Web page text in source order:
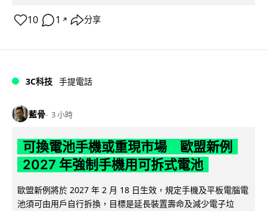
10 1 ↗ 分享
3C科技 手提電話
藍骨 3 小時
可換電池手機或重現市場 歐盟新例
2027 年強制手機用可拆式電池
歐盟新例將於 2027 年 2 月 18 日生效，規定手機及平板電腦電
池須可由用戶自行拆換，目標是延長裝置壽命及減少電子垃